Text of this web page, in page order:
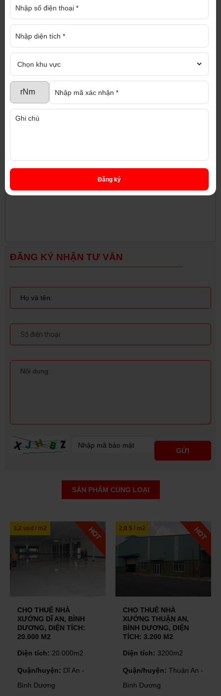
nhà xưởng cho thuê khác, nhà xưởng bán, đất
nền, đất mẫu, đất SKC, pháp lý thủ tục nhà đất,
thành lập doanh nghiệp... vui lòng liên hệ:
CÔNG TY TNHH ĐỊA ỐC CAO PHÁT
Trao niềm tin - Nhận thịnh vượng
Địa chỉ : 1286 Nguyễn Chí Thanh, P. Hiệp
An, TP. Thủ Dầu Một, Bình Dương
Điện thoại : 0917 719 789 Hotline : 0937 975
976 (Mr Trí)
Email : diaoccaophat@gmail.com
Website : nhaxuongmiendong.com,
nghiệp và tận tâm
ĐĂNG KÝ NHẬN TƯ VẤN
SẢN PHẨM CÙNG LOẠI
/ m2
THUÊ NHÀ
DĨ AN, BÌNH
DIỆN TÍCH:
M2
tích:20.000m2
huyện:Dĩ An -
Dương
2,8 $ / m2
CHO THUÊ NHÀ
XƯỞNG THUẬN AN,
BÌNH DƯƠNG, DIỆN
TÍCH: 3.200 M2
Diện tích:3200m2
Quận/huyện:Thuận An -
Bình Dương
2,8 $ /
Đăng ký